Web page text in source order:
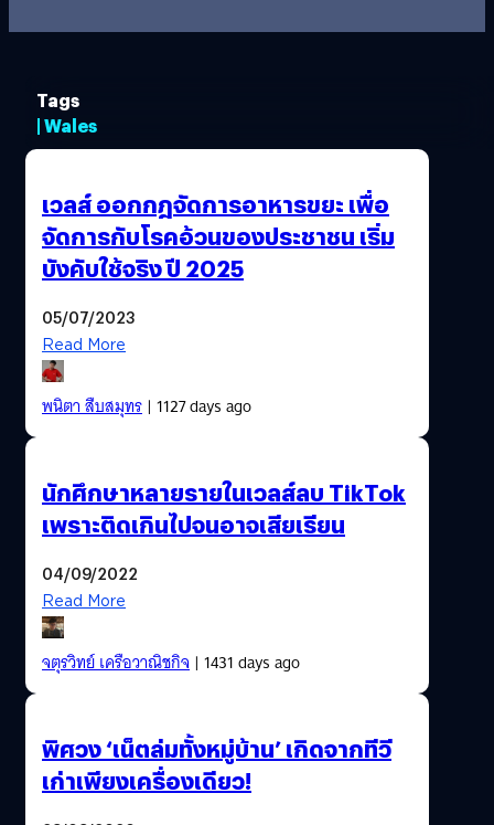
Tags
| Wales
เวลส์ ออกกฎจัดการอาหารขยะ เพื่อ
จัดการกับโรคอ้วนของประชาชน เริ่ม
บังคับใช้จริง ปี 2025
05/07/2023
Read More
พนิตา สืบสมุทร| 1127 days ago
นักศึกษาหลายรายในเวลส์ลบ TikTok
เพราะติดเกินไปจนอาจเสียเรียน
04/09/2022
Read More
จตุรวิทย์ เครือวาณิชกิจ| 1431 days ago
พิศวง ‘เน็ตล่มทั้งหมู่บ้าน’ เกิดจากทีวี
เก่าเพียงเครื่องเดียว!